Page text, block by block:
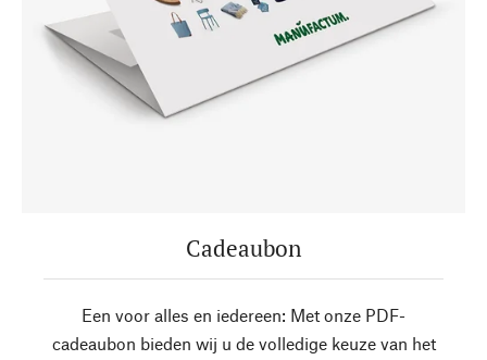
Cadeaubon
Een voor alles en iedereen: Met onze PDF-
cadeaubon bieden wij u de volledige keuze van het